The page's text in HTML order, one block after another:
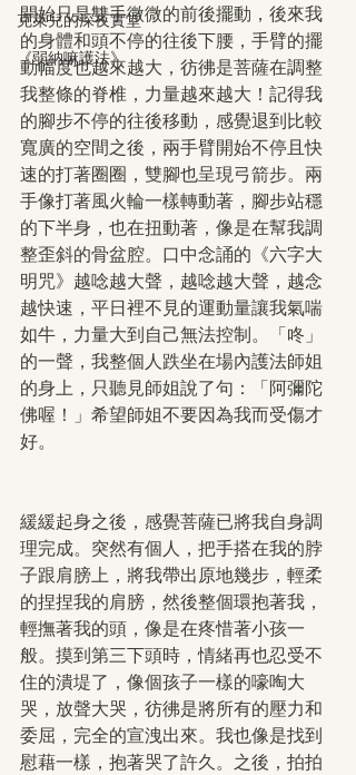
克萊兒的深夜實堂
《弱納嘛護法》
開始只是雙手微微的前後擺動，後來我
的身體和頭不停的往後下腰，手臂的擺
動幅度也越來越大，彷彿是菩薩在調整
我整條的脊椎，力量越來越大！記得我
的腳步不停的往後移動，感覺退到比較
寬廣的空間之後，兩手臂開始不停且快
速的打著圈圈，雙腳也呈現弓箭步。兩
手像打著風火輪一樣轉動著，腳步站穩
的下半身，也在扭動著，像是在幫我調
整歪斜的骨盆腔。口中念誦的《六字大
明咒》越唸越大聲，越唸越大聲，越念
越快速，平日裡不見的運動量讓我氣喘
如牛，力量大到自己無法控制。「咚」
的一聲，我整個人跌坐在場內護法師姐
的身上，只聽見師姐說了句：「阿彌陀
佛喔！」希望師姐不要因為我而受傷才
好。
緩緩起身之後，感覺菩薩已將我自身調
理完成。突然有個人，把手搭在我的脖
子跟肩膀上，將我帶出原地幾步，輕柔
的捏捏我的肩膀，然後整個環抱著我，
輕撫著我的頭，像是在疼惜著小孩一
般。摸到第三下頭時，情緒再也忍受不
住的潰堤了，像個孩子一樣的嚎啕大
哭，放聲大哭，彷彿是將所有的壓力和
委屈，完全的宣洩出來。我也像是找到
慰藉一樣，抱著哭了許久。之後，拍拍